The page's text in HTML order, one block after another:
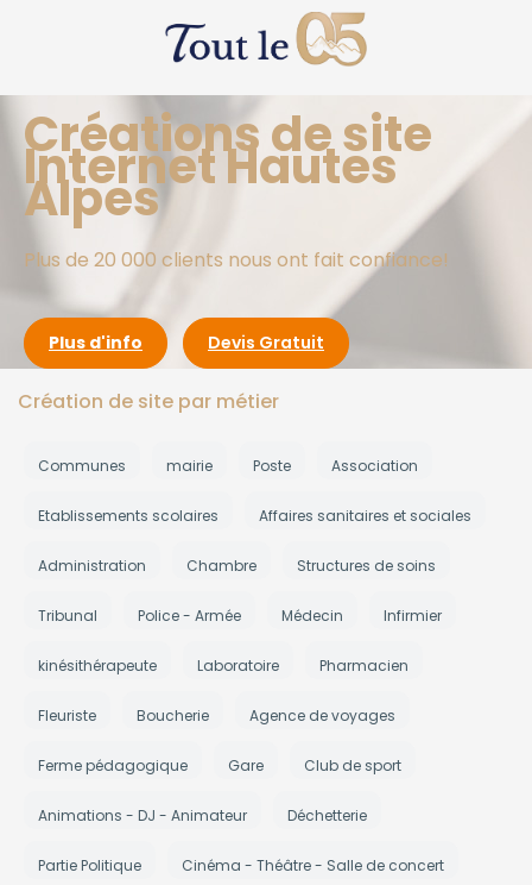
Créations de site
Internet Hautes
Alpes
Plus de 20 000 clients nous ont fait confiance!
Plus d'info Devis Gratuit
Création de site par métier
Communes mairie Poste Association
Etablissements scolaires Affaires sanitaires et sociales
Administration Chambre Structures de soins
Tribunal Police - Armée Médecin Infirmier
kinésithérapeute Laboratoire Pharmacien
Fleuriste Boucherie Agence de voyages
Ferme pédagogique Gare Club de sport
Animations - DJ - Animateur Déchetterie
Partie Politique Cinéma - Théâtre - Salle de concert